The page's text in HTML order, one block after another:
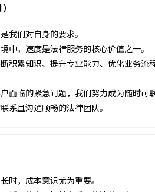
我们对自身的要求。
中，速度是法律服务的核心价值之一。
积累知识、提升专业能力、优化业务流
面临的紧急问题，我们努力成为随时可
系且沟通顺畅的法律团队。
时，成本意识尤为重要。